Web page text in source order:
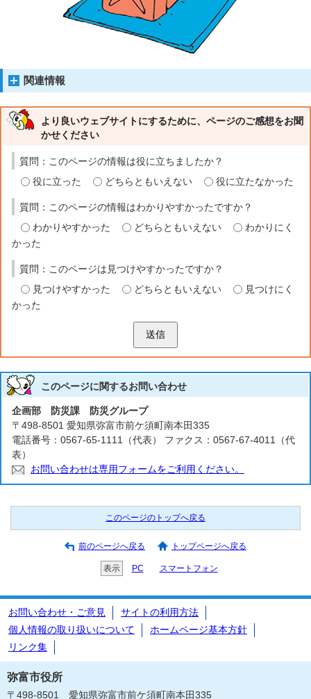
関連情報
より良いウェブサイトにするために、ページのご感想をお聞
かせください
質問：このページの情報は役に立ちましたか？
役に立った
どちらともいえない 役に立たなかった
質問：このページの情報はわかりやすかったですか？
わかりやすかった
どちらともいえない
わかりにく
かった
質問：このページは見つけやすかったですか？
見つけやすかった
どちらともいえない
見つけにく
かった
送信
このページに関するお問い合わせ
企画部 防災課 防災グループ
〒498-8501 愛知県弥富市前ケ須町南本田335
電話番号：0567-65-1111（代表） ファクス：0567-67-4011（代
表）
お問い合わせは専用フォームをご利用ください。
このページのトップへ戻る
前のページへ戻る トップページへ戻る
表示 PC スマートフォン
お問い合わせ・ご意見
サイトの利用方法
個人情報の取り扱いについて
ホームページ基本方針
リンク集
弥富市役所
〒498-8501 愛知県弥富市前ケ須町南本田335